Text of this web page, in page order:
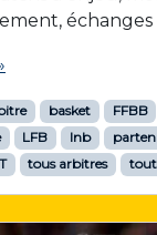
échanges
basket FFBB
LFB lnb
tous arbitres